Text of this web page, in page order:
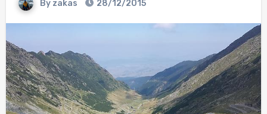
By zakas 28/12/2015